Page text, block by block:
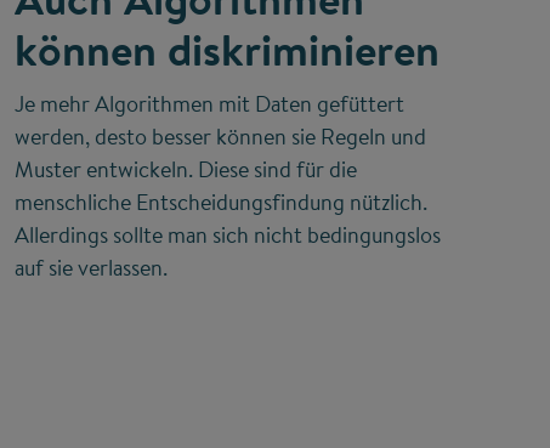
können diskriminieren
Je mehr Algorithmen mit Daten gefüttert
werden, desto besser können sie Regeln und
Muster entwickeln. Diese sind für die
menschliche Entscheidungsfindung nützlich.
Allerdings sollte man sich nicht bedingungslos
auf sie verlassen.